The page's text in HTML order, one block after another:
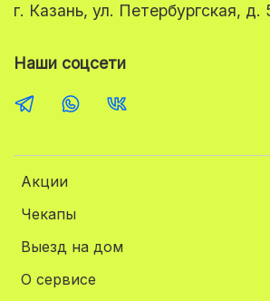
Акции
Чекапы
Выезд на дом
О сервисе
г. Казань, ул. Петербургская,
Наши соцсети